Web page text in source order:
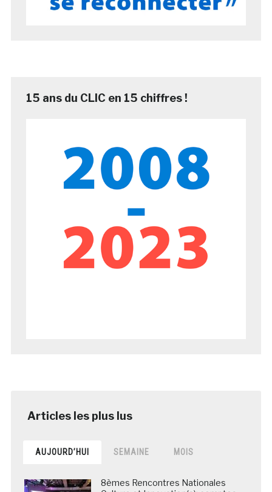
15 ans du CLIC en 15 chiffres !
AUJOURD’HUI SEMAINE MOIS
8èmes Rencontres Nationales